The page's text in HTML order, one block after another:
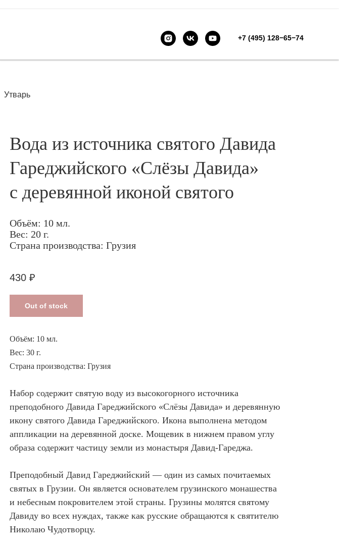
+7 (495) 128−65−74
Утварь
Вода из источника святого Давида
Гареджийского «Слёзы Давида»
с деревянной иконой святого
Объём: 10 мл.
Вес: 20 г.
Страна производства: Грузия
430 ₽
Out of stock
Объём: 10 мл.
Вес: 30 г.
Страна производства: Грузия
Набор содержит святую воду из высокогорного источника
преподобного Давида Гареджийского «Слёзы Давида» и деревянную
икону святого Давида Гареджийского. Икона выполнена методом
аппликации на деревянной доске. Мощевик в нижнем правом углу
образа содержит частицу земли из монастыря Давид-Гареджа.
Преподобный Давид Гареджийский — один из самых почитаемых
святых в Грузии. Он является основателем грузинского монашества
и небесным покровителем этой страны. Грузины молятся святому
Давиду во всех нуждах, также как русские обращаются к святителю
Николаю Чудотворцу.